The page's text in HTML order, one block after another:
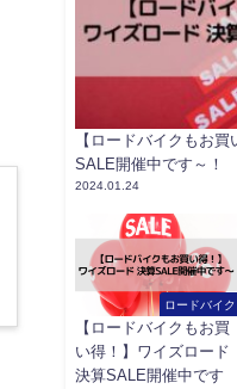
【ロードバイクもお
SALE開催中です～！
2024.01.24
ロードバイク
【ロードバイクもお買
い得！】ワイズロード
決算SALE開催中です